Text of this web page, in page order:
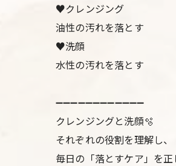
♥クレンジング
油性の汚れを落とす
♥洗顔
水性の汚れを落とす
➖➖➖➖➖➖➖➖➖➖➖➖
クレンジングと洗顔🫧
それぞれの役割を理解し、
毎日の「落とすケア」を